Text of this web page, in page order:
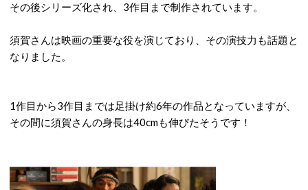
その後シリーズ化され、3作目まで制作されています。
須賀さんは映画の重要な役を演じており、その演技力も話題と
なりました。
1作目から3作目までは足掛け約6年の作品となっていますが、
その間に須賀さんの身長は40cmも伸びたそうです！